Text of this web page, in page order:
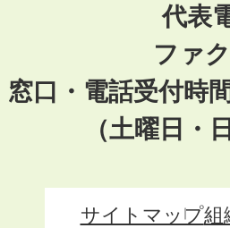
代表
ファ
窓口・電話受付時
（土曜日・
サイトマップ組